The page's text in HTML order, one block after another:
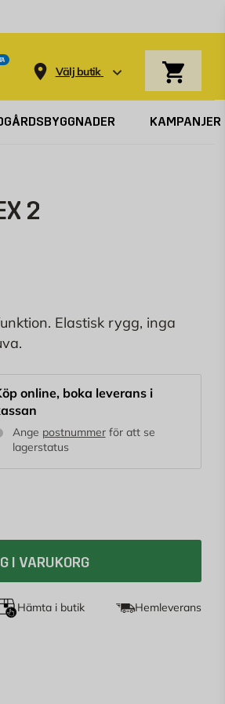
Välj butik
KAMPANJER
2
Elastisk rygg, inga
online, boka leverans i
Ange postnummerför att se
lagerstatus
I VARUKORG
Hämta i butik Hemleverans